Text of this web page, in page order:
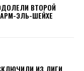
ВТОРОЙ
ЭЛЬ-ШЕЙХЕ
ИЗ ЛИГИ